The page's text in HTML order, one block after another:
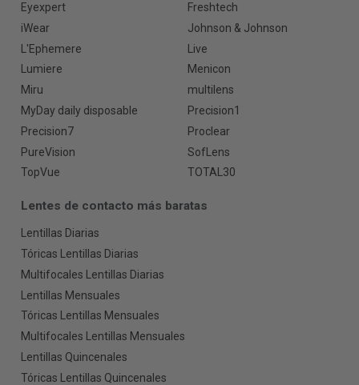
Eyexpert
Freshtech
iWear
Johnson & Johnson
L'Ephemere
Live
Lumiere
Menicon
Miru
multilens
MyDay daily disposable
Precision1
Precision7
Proclear
PureVision
SofLens
TopVue
TOTAL30
Lentes de contacto más baratas
Lentillas Diarias
Tóricas Lentillas Diarias
Multifocales Lentillas Diarias
Lentillas Mensuales
Tóricas Lentillas Mensuales
Multifocales Lentillas Mensuales
Lentillas Quincenales
Tóricas Lentillas Quincenales